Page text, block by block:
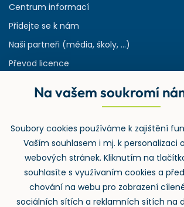
Centrum informací
Přidejte se k nám
Naši partneři (média, školy, ...)
Převod licence
Rejstřík používaných zkratek v odpadech
Zpětný odběr
Na vašem soukromí
Soubory cookies používáme k zajištění
Vaším souhlasem i mj. k personalizaci
webových stránek. Kliknutím na
souhlasíte s využívaním cookies a
chování na webu pro zobrazení
sociálních sítích a reklamních sítích na